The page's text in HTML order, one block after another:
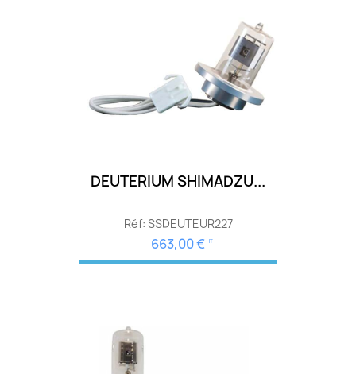
DEUTERIUM SHIMADZU...
Réf: SSDEUTEUR227
663,00 € HT